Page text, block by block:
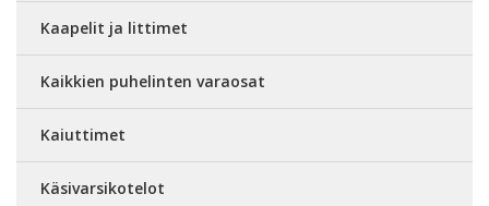
Kaapelit ja littimet
Kaikkien puhelinten varaosat
Kaiuttimet
Käsivarsikotelot